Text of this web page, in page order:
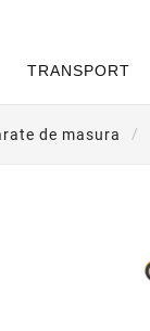
TRANSPORT
de masura